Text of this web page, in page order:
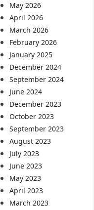
May 2026
April 2026
March 2026
February 2026
January 2025
December 2024
September 2024
June 2024
December 2023
October 2023
September 2023
August 2023
July 2023
June 2023
May 2023
April 2023
March 2023